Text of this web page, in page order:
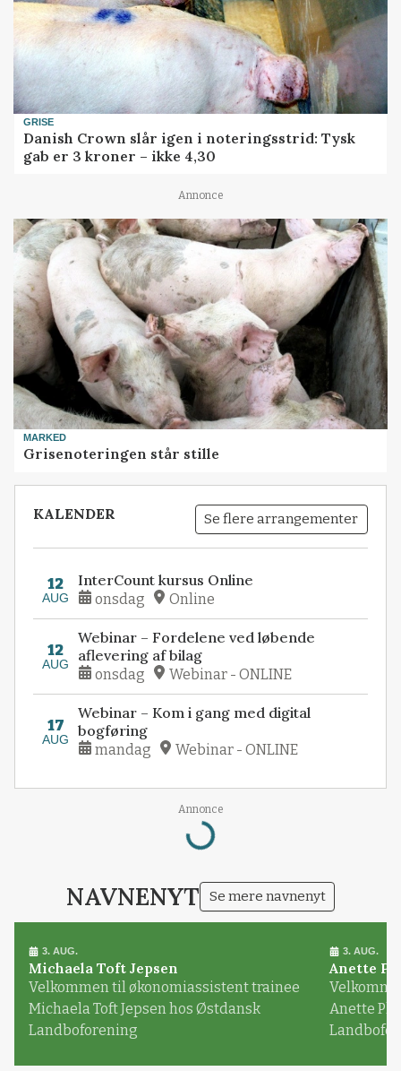
GRISE
Danish Crown slår igen i noteringsstrid: Tysk
gab er 3 kroner – ikke 4,30
Annonce
MARKED
Grisenoteringen står stille
KALENDER Se flere arrangementer
12
AUG
InterCount kursus Online
onsdag Online
12
AUG
Webinar – Fordelene ved løbende
aflevering af bilag
onsdag Webinar - ONLINE
17
AUG
Webinar – Kom i gang med digital
bogføring
mandag Webinar - ONLINE
Annonce
Loading...
NAVNENYT Se mere navnenyt
3. AUG.
Michaela Toft Jepsen
Velkommen til økonomiassistent trainee
Michaela Toft Jepsen hos Østdansk
Landboforening
3. AUG.
Anette
Anette